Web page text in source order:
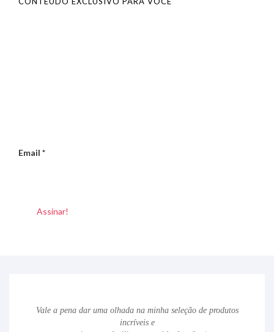
Email *
Vale a pena dar uma olhada na minha seleção de produtos
incríveis e